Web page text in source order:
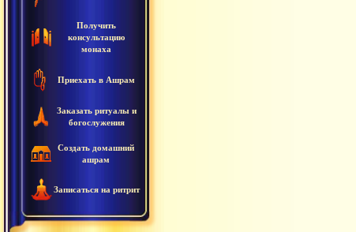
Получить
консультацию
монаха
Приехать в Ашрам
Заказать ритуалы и
богослужения
Создать домашний
ашрам
Записаться на ритрит